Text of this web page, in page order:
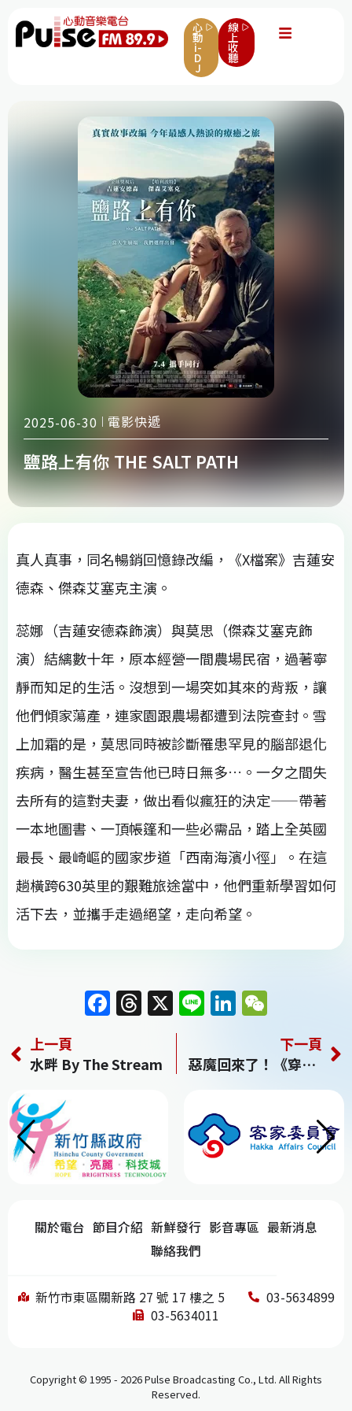
心
動
i-
D
J
線
上
收
聽
2025-06-30 電影快遞
鹽路上有你 THE SALT PATH
真人真事，同名暢銷回憶錄改編，《X檔案》吉蓮安
德森、傑森艾塞克主演。
蕊娜（吉蓮安德森飾演）與莫思（傑森艾塞克飾
演）結縭數十年，原本經營一間農場民宿，過著寧
靜而知足的生活。沒想到一場突如其來的背叛，讓
他們傾家蕩產，連家園跟農場都遭到法院查封。雪
上加霜的是，莫思同時被診斷罹患罕見的腦部退化
疾病，醫生甚至宣告他已時日無多…。一夕之間失
去所有的這對夫妻，做出看似瘋狂的決定——帶著
一本地圖書、一頂帳篷和一些必需品，踏上全英國
最長、最崎嶇的國家步道「西南海濱小徑」。在這
趟橫跨630英里的艱難旅途當中，他們重新學習如何
活下去，並攜手走過絕望，走向希望。
F
a
c
e
o
o
k
T
h
re
a
s
X Li
n
e
Li
n
k
e
n
C
h
上一頁
水畔 By The Stream
下一頁
惡魔回來了！《穿著Prada的惡魔2》梅姨、安海瑟薇正式開工 還找了「他」當女魔頭的尪
關於電台 節目介紹 新鮮發行 影音專區 最新消息
聯絡我們
新竹市東區關新路 27 號 17 樓之 5
03-5634899
03-5634011
Copyright © 1995 - 2026 Pulse Broadcasting Co., Ltd. All Rights
Reserved.